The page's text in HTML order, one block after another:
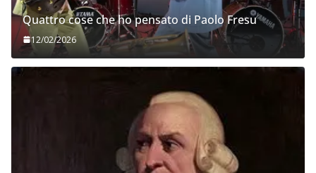
Quattro cose che ho pensato di Paolo Fresu
12/02/2026